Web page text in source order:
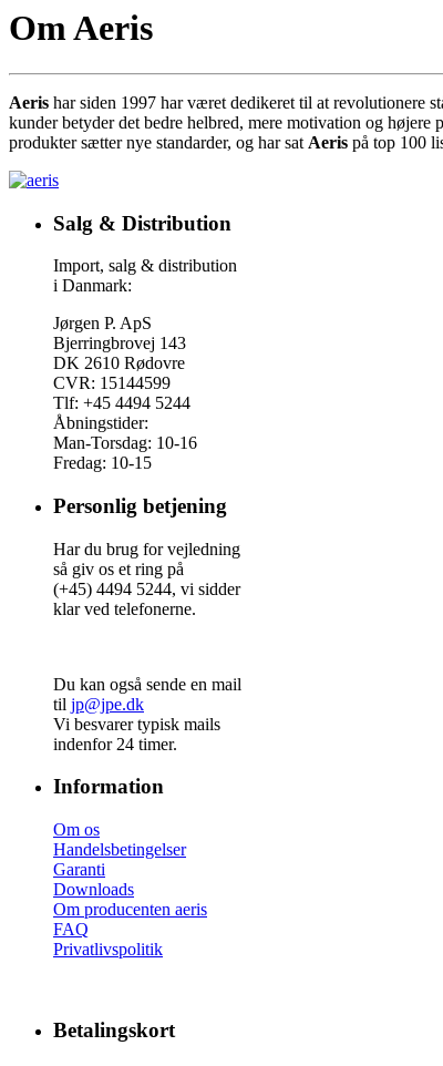
Om Aeris
Aeris har siden 1997 har været dedikeret til at revolutionere
kunder betyder det bedre helbred, mere motivation og
produkter sætter nye standarder, og har sat Aeris på top 100
Salg & Distribution
Import, salg & distribution
i Danmark:
Jørgen P. ApS
Bjerringbrovej 143
DK 2610 Rødovre
CVR: 15144599
Tlf: +45 4494 5244
Åbningstider:
Man-Torsdag: 10-16
Fredag: 10-15
Personlig betjening
Har du brug for vejledning
så giv os et ring på
(+45) 4494 5244, vi sidder
klar ved telefonerne.
Du kan også sende en mail
til jp@jpe.dk
Vi besvarer typisk mails
indenfor 24 timer.
Information
Om os
Handelsbetingelser
Garanti
Downloads
Om producenten aeris
FAQ
Privatlivspolitik
Betalingskort